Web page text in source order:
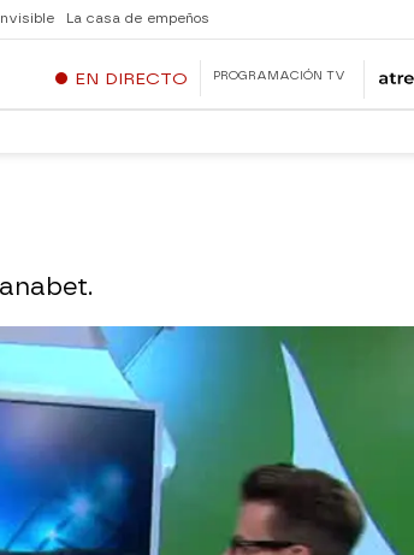
La casa de empeños
EN DIRECTO PROGRAMACIÓN TV